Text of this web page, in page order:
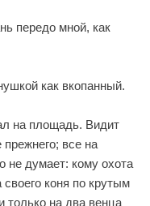
передо мной, как
как вкопанный.
на площадь. Видит
все на
не думает: кому охота
коня по крутым
только на два венца